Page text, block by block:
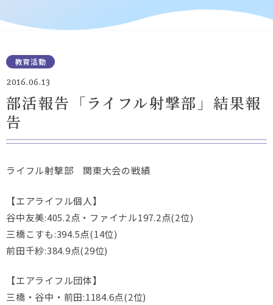
Instagram
教育活動
2016.06.13
部活報告「ライフル射撃部」結果報
告
ライフル射撃部 関東大会の戦績
【エアライフル個人】
谷中友美:405.2点・ファイナル197.2点(2位)
三橋こすも:394.5点(14位)
前田千紗:384.9点(29位)
【エアライフル団体】
三橋・谷中・前田:1184.6点(2位)